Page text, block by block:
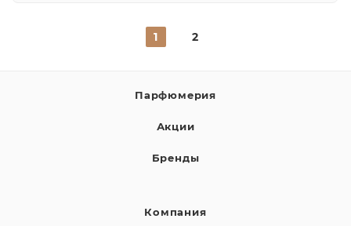
1 2
Парфюмерия
Акции
Бренды
Компания